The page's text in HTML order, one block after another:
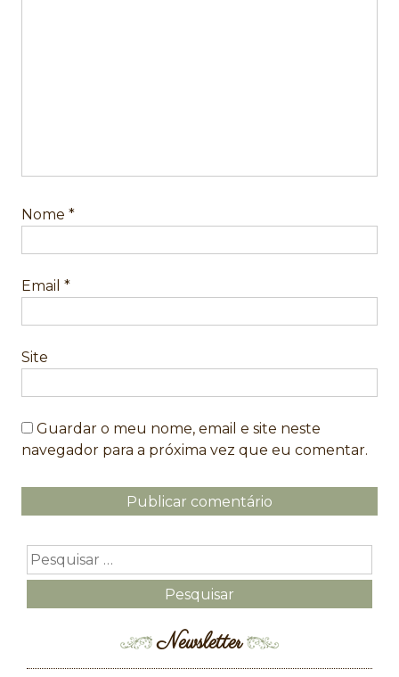
Nome *
Email *
Site
Guardar o meu nome, email e site neste
navegador para a próxima vez que eu comentar.
Newsletter